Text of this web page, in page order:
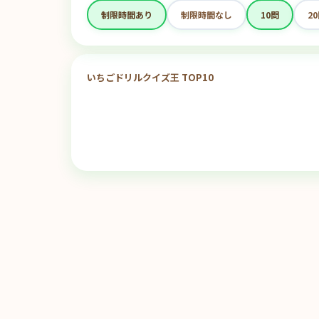
制限時間あり 制限時間なし 10問
いちごドリルクイズ王 TOP10